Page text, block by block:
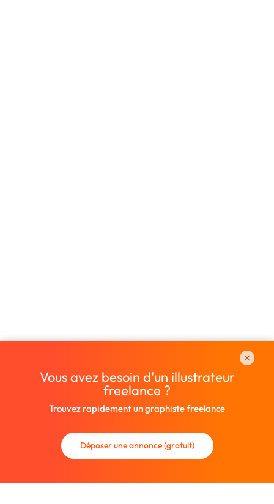
Vous avez besoin d'un illustrateur
freelance ?
Trouvez rapidement un graphiste freelance
Déposer une annonce (gratuit)